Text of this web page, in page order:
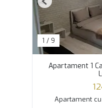
1 / 9
Previous
Apartament 1
Apartament